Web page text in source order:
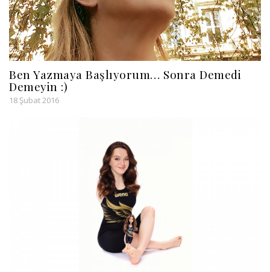
Ben Yazmaya Başlıyorum… Sonra Demedi
Demeyin :)
18 Şubat 2016